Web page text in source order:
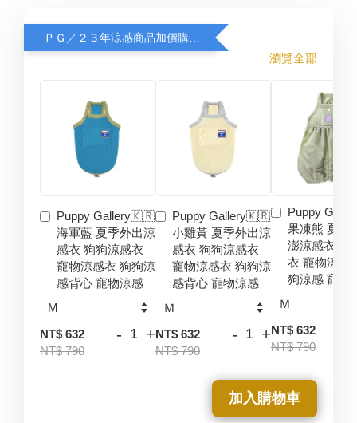
瀏覽全部
Puppy Gallery🇰🇷
海軍藍 夏季外出涼
感衣 狗狗涼感衣
寵物涼感衣 狗狗涼
感背心 寵物涼感
NT$ 632
NT$ 790
- +
Puppy Gallery🇰🇷
小雞黃 夏季外出涼
感衣 狗狗涼感衣
寵物涼感衣 狗狗涼
感背心 寵物涼感
NT$ 632
NT$ 790
- +
Puppy
果凍熊 夏季
澎涼感衣 狗
衣 寵物涼感
狗涼感 寵物
NT$ 632
NT$ 790
加入購物車